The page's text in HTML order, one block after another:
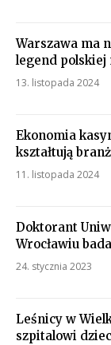
Warszawa ma
legend polskiej
13. listopada 2024
Ekonomia
kształtują
11. listopada 2024
Doktorant
Wrocławiu
24. stycznia 2023
Leśnicy w
szpitalowi